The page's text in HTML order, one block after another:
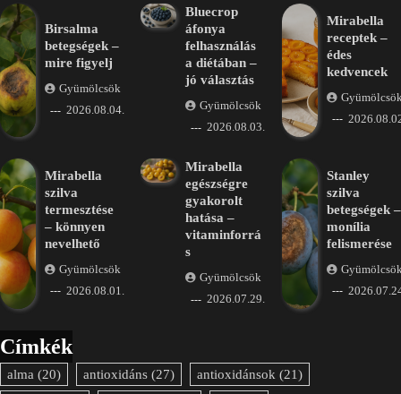
Birsalma
betegségek –
mire figyelj
Gyümölcsök
2026.08.04.
Bluecrop
áfonya
felhasználás
a diétában –
jó választás
Gyümölcsök
2026.08.03.
Mirabella
receptek –
édes
kedvencek
Mirabella
szilva
termesztése
– könnyen
nevelhető
Gyümölcsök
2026.08.01.
Mirabella
egészségre
gyakorolt
hatása –
vitaminforrá
s
Gyümölcsök
2026.07.29.
Stanley
szilva
betegségek –
monília
felismerése
Címkék
alma (20) antioxidáns (27) antioxidánsok (21)